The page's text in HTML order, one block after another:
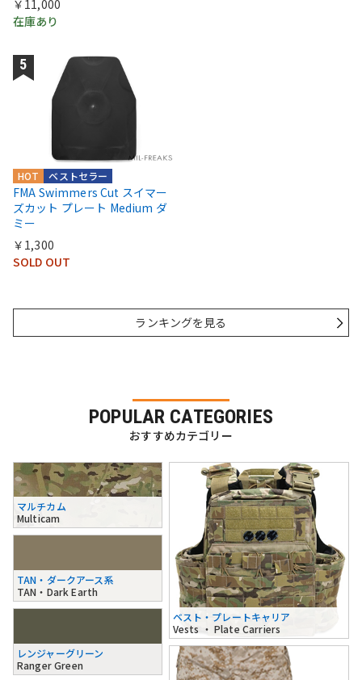
￥11,000
在庫あり
ベストセラー
HOT
FMA Swimmers Cut スイマー
ズカット プレート Medium ダ
ミー
￥1,300
SOLD OUT
ランキングを見る
POPULAR CATEGORIES
おすすめカテゴリー
マルチカム
Multicam
TAN・ダークアース系
TAN・Dark Earth
レンジャーグリーン
Ranger Green
ベスト・プレートキャリア
Vests ・ Plate Carriers